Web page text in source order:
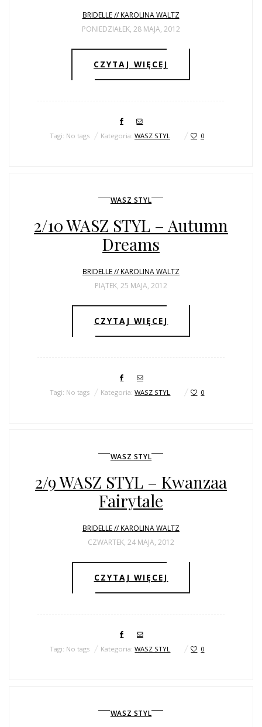
BRIDELLE // KAROLINA WALTZ
PONIEDZIAŁEK, 28 MAJA, 2012
CZYTAJ WIĘCEJ
Tagi: No tags Kategoria: WASZ STYL 0
WASZ STYL
2/10 WASZ STYL – Autumn
Dreams
BRIDELLE // KAROLINA WALTZ
PIĄTEK, 25 MAJA, 2012
CZYTAJ WIĘCEJ
Tagi: No tags Kategoria:WASZ STYL 0
WASZ STYL
2/9 WASZ STYL – Kwanzaa
Fairytale
BRIDELLE // KAROLINA WALTZ
CZWARTEK, 24 MAJA, 2012
CZYTAJ WIĘCEJ
Tagi: No tags Kategoria:WASZ STYL 0
WASZ STYL